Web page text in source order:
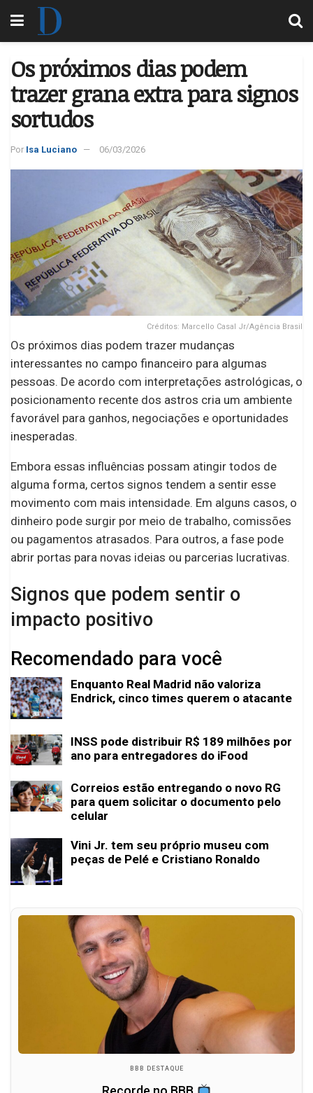
Os próximos dias podem
trazer grana extra para signos
sortudos
Por Isa Luciano 06/03/2026
Créditos: Marcello Casal Jr/Agência Brasil
Os próximos dias podem trazer mudanças
interessantes no campo financeiro para algumas
pessoas. De acordo com interpretações astrológicas, o
posicionamento recente dos astros cria um ambiente
favorável para ganhos, negociações e oportunidades
inesperadas.
Embora essas influências possam atingir todos de
alguma forma, certos signos tendem a sentir esse
movimento com mais intensidade. Em alguns casos, o
dinheiro pode surgir por meio de trabalho, comissões
ou pagamentos atrasados. Para outros, a fase pode
abrir portas para novas ideias ou parcerias lucrativas.
Signos que podem sentir o
impacto positivo
Recomendado para você
Enquanto Real Madrid não valoriza
Endrick, cinco times querem o atacante
INSS pode distribuir R$ 189 milhões por
ano para entregadores do iFood
Correios estão entregando o novo RG
para quem solicitar o documento pelo
celular
Vini Jr. tem seu próprio museu com
peças de Pelé e Cristiano Ronaldo
BBB DESTAQUE